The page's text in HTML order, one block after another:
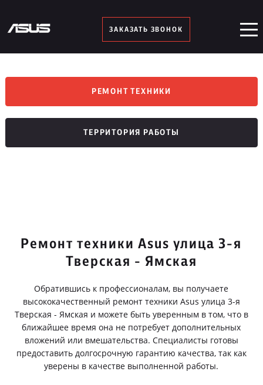
ЗАКАЗАТЬ ЗВОНОК
РЕМОНТ ТЕХНИКИ
ТЕРРИТОРИЯ РАБОТЫ
Ремонт техники Asus улица 3-я
Тверская - Ямская
Обратившись к профессионалам, вы получаете
высококачественный ремонт техники Asus улица 3-я
Тверская - Ямская и можете быть уверенным в том, что в
ближайшее время она не потребует дополнительных
вложений или вмешательства. Специалисты готовы
предоставить долгосрочную гарантию качества, так как
уверены в качестве выполненной работы.